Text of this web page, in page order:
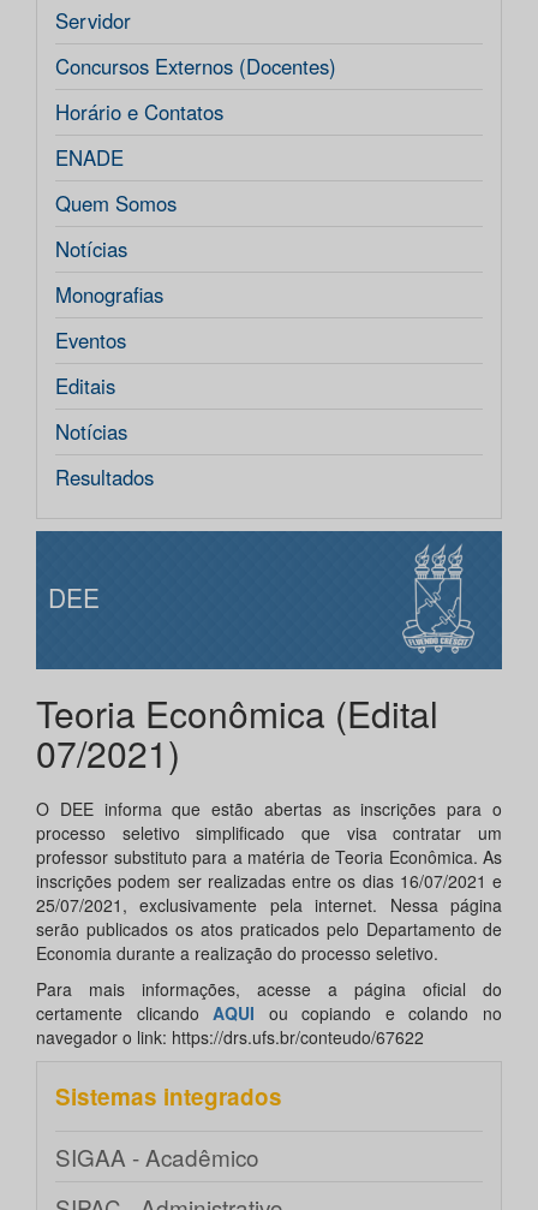
Servidor
Concursos Externos (Docentes)
Horário e Contatos
ENADE
Quem Somos
Notícias
Monografias
Eventos
Editais
Notícias
Resultados
DEE
Teoria Econômica (Edital
07/2021)
O DEE informa que estão abertas as inscrições para o
processo seletivo simplificado que visa contratar um
professor substituto para a matéria de Teoria Econômica. As
inscrições podem ser realizadas entre os dias 16/07/2021 e
25/07/2021, exclusivamente pela internet. Nessa página
serão publicados os atos praticados pelo Departamento de
Economia durante a realização do processo seletivo.
Para mais informações, acesse a página oficial do
certamente clicandoAQUI ou copiando e colando no
navegador o link: https://drs.ufs.br/conteudo/67622
Sistemas integrados
SIGAA - Acadêmico